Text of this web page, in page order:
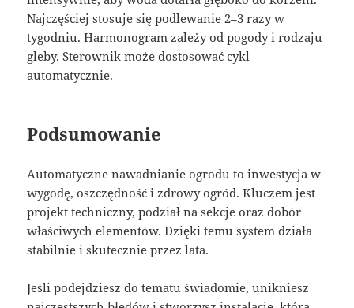
Najczęściej stosuje się podlewanie 2–3 razy w
tygodniu. Harmonogram zależy od pogody i rodzaju
gleby. Sterownik może dostosować cykl
automatycznie.
Podsumowanie
Automatyczne nawadnianie ogrodu to inwestycja w
wygodę, oszczędność i zdrowy ogród. Kluczem jest
projekt techniczny, podział na sekcje oraz dobór
właściwych elementów. Dzięki temu system działa
stabilnie i skutecznie przez lata.
Jeśli podejdziesz do tematu świadomie, unikniesz